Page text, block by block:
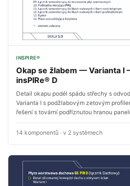
INSPIRE®
Okap se žlabem — Varianta I
insPIRe® D
Detail okapu podél spádu střechy s
Varianta I s podžlabovým zetovým
řešení s tovární podříznutou hranou
14 komponentů · v 2 systémech